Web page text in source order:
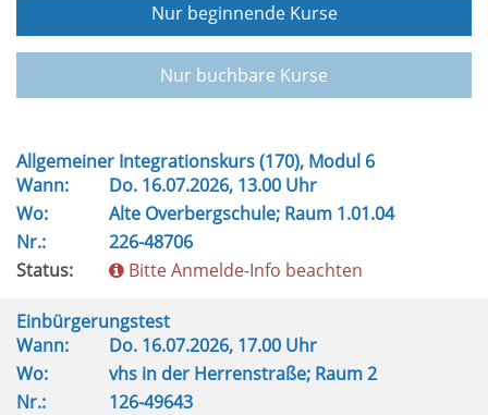
Nur beginnende Kurse
Nur buchbare Kurse
Allgemeiner Integrationskurs (170), Modul 6
Wann:
Do. 16.07.2026, 13.00 Uhr
Wo:
Alte Overbergschule; Raum 1.01.04
Nr.:
226-48706
Status:
Bitte Anmelde-Info beachten
Einbürgerungstest
Wann:
Do. 16.07.2026, 17.00 Uhr
Wo:
vhs in der Herrenstraße; Raum 2
Nr.:
126-49643